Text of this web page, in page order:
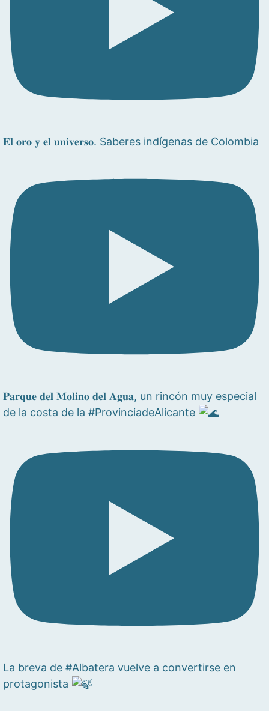
𝐄𝐥 𝐨𝐫𝐨 𝐲 𝐞𝐥 𝐮𝐧𝐢𝐯𝐞𝐫𝐬𝐨. Saberes indígenas de Colombia
𝐏𝐚𝐫𝐪𝐮𝐞 𝐝𝐞𝐥 𝐌𝐨𝐥𝐢𝐧𝐨 𝐝𝐞𝐥 𝐀𝐠𝐮𝐚, un rincón muy especial
de la costa de la #ProvinciadeAlicante
La breva de #Albatera vuelve a convertirse en
protagonista